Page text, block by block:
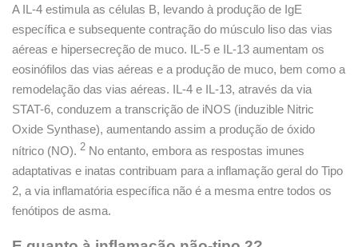
A IL-4 estimula as células B, levando à produção de IgE
específica e subsequente contração do músculo liso das vias
aéreas e hipersecreção de muco. IL-5 e IL-13 aumentam os
eosinófilos das vias aéreas e a produção de muco, bem como a
remodelação das vias aéreas. IL-4 e IL-13, através da via
STAT-6, conduzem a transcrição de iNOS (induzible Nitric
Oxide Synthase), aumentando assim a produção de óxido
nítrico (NO). 2 No entanto, embora as respostas imunes
adaptativas e inatas contribuam para a inflamação geral do Tipo
2, a via inflamatória específica não é a mesma entre todos os
fenótipos de asma.